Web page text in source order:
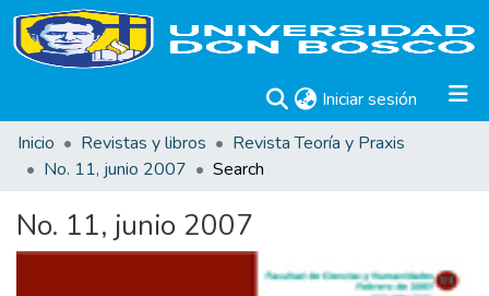
Iniciar sesión (current)
Inicio
Revistas y libros
Revista Teoría y Praxis
No. 11, junio 2007
Search
No. 11, junio 2007